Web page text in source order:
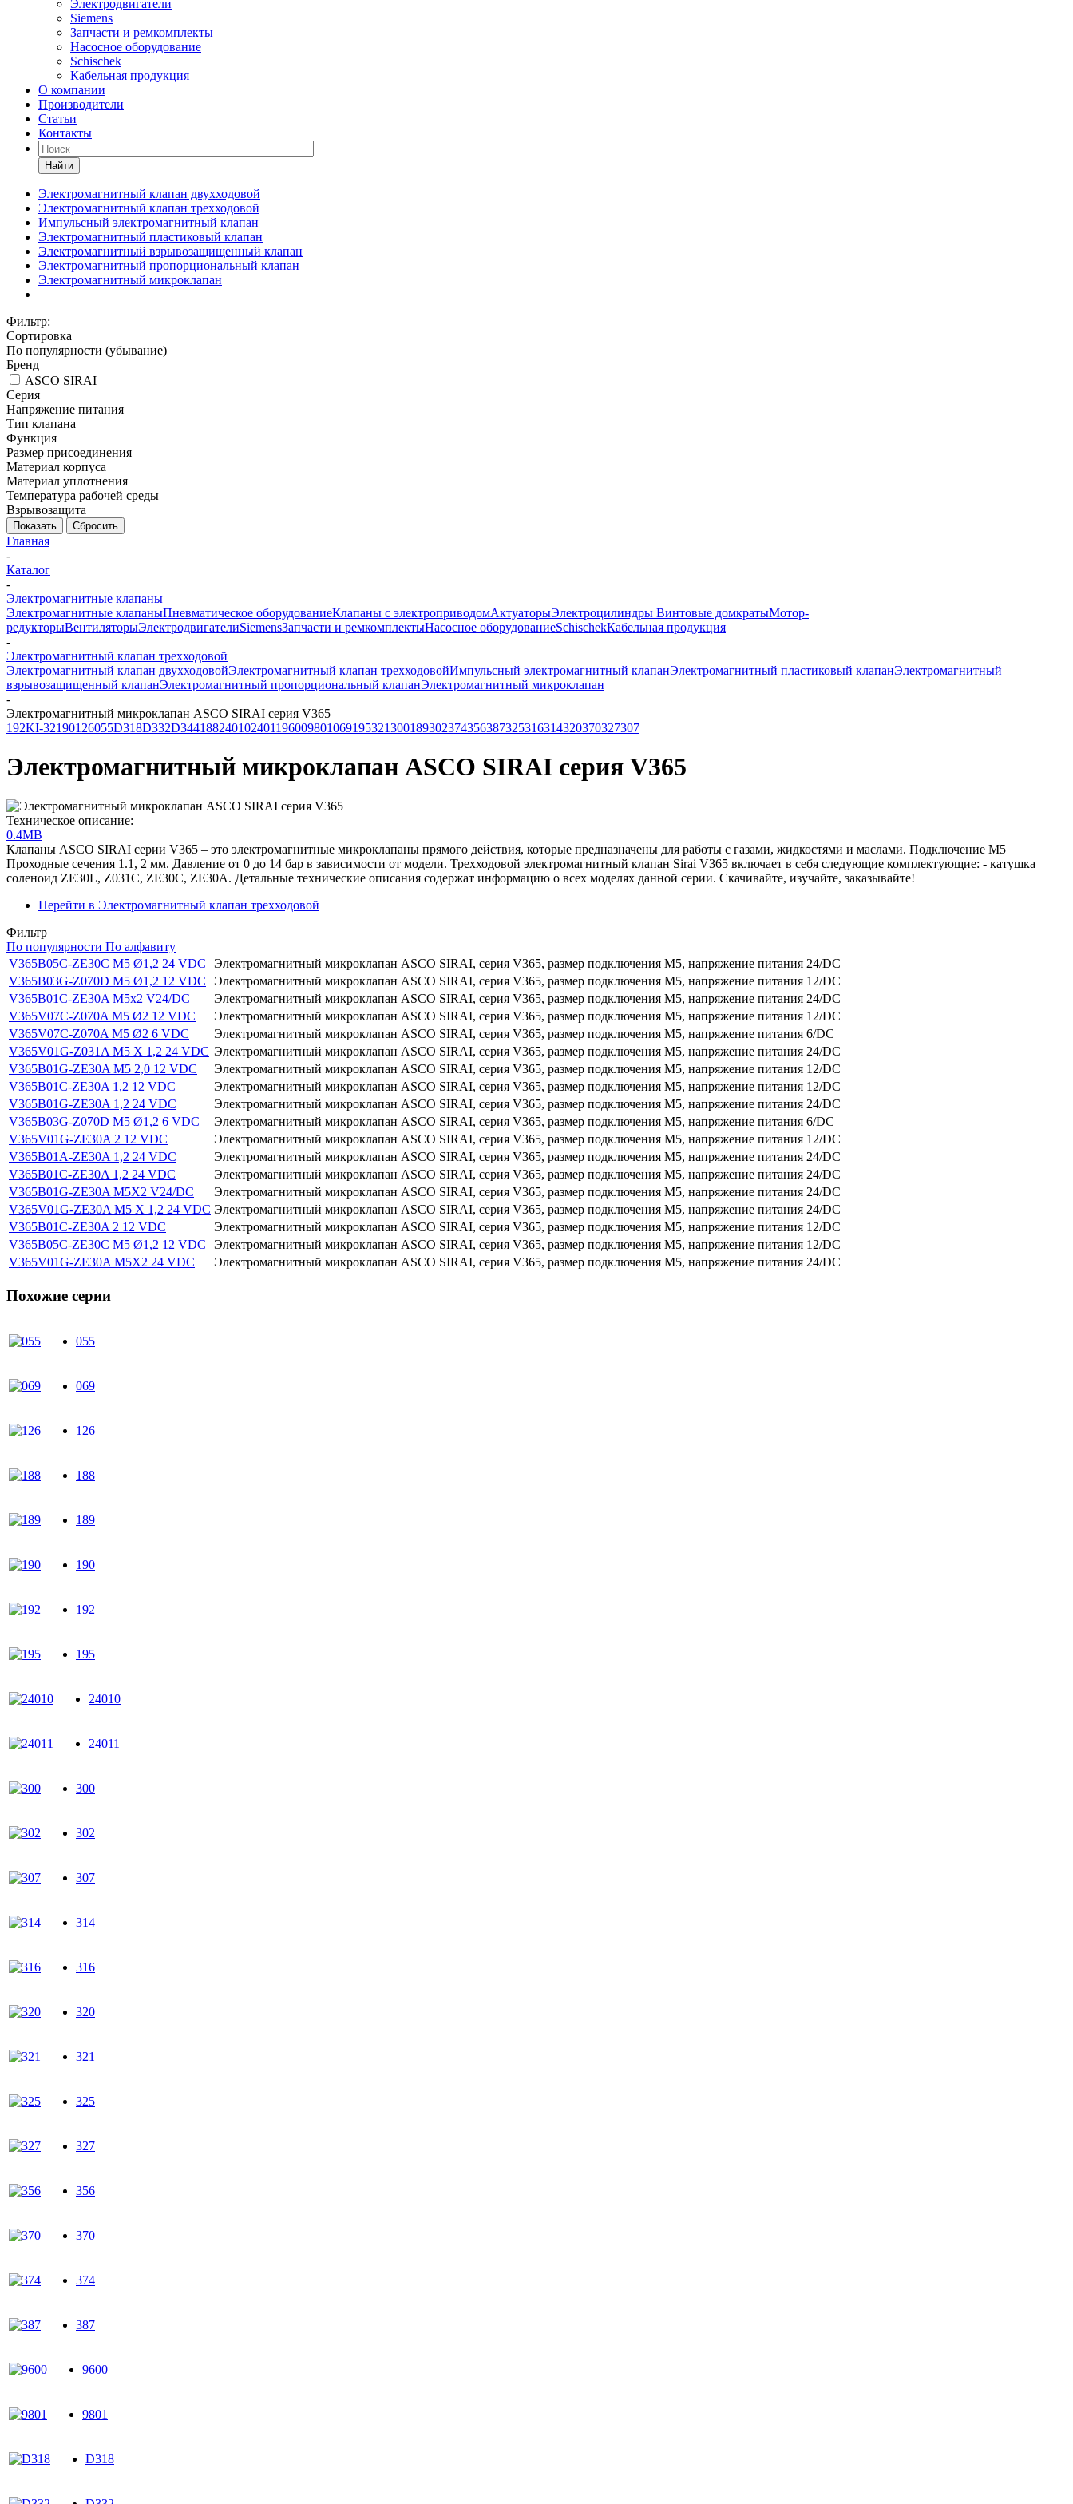
Электродвигатели
Siemens
Запчасти и ремкомплекты
Насосное оборудование
Schischek
Кабельная продукция
О компании
Производители
Статьи
Контакты
Найти
Электромагнитный клапан двухходовой
Электромагнитный клапан трехходовой
Импульсный электромагнитный клапан
Электромагнитный пластиковый клапан
Электромагнитный взрывозащищенный клапан
Электромагнитный пропорциональный клапан
Электромагнитный микроклапан
Фильтр:
Сортировка
По популярности (убывание)
Бренд
ASCO SIRAI
Серия
Напряжение питания
Тип клапана
Функция
Размер присоединения
Материал корпуса
Материал уплотнения
Температура рабочей среды
Взрывозащита
Показать Сбросить
Главная
-
Каталог
-
Электромагнитные клапаны
Электромагнитные клапаныПневматическое оборудованиеКлапаны с электроприводомАктуаторыЭлектроцилиндры Винтовые домкратыМотор-
редукторыВентиляторыЭлектродвигателиSiemensЗапчасти и ремкомплектыНасосное оборудованиеSchischekКабельная продукция
-
Электромагнитный клапан трехходовой
Электромагнитный клапан двухходовойЭлектромагнитный клапан трехходовойИмпульсный электромагнитный клапанЭлектромагнитный пластиковый клапанЭлектромагнитный
взрывозащищенный клапанЭлектромагнитный пропорциональный клапанЭлектромагнитный микроклапан
-
Электромагнитный микроклапан ASCO SIRAI серия V365
192KI-32190126055D318D332D344188240102401196009801069195321300189302374356387325316314320370327307
Электромагнитный микроклапан ASCO SIRAI серия V365
Техническое описание:
0.4MB
Клапаны ASCO SIRAI серии V365 – это электромагнитные микроклапаны прямого действия, которые предназначены для работы с газами, жидкостями и маслами. Подключение M5
Проходные сечения 1.1, 2 мм. Давление от 0 до 14 бар в зависимости от модели. Трехходовой электромагнитный клапан Sirai V365 включает в себя следующие комплектующие: - катушка
соленоид ZE30L, Z031C, ZE30C, ZE30A. Детальные технические описания содержат информацию о всех моделях данной серии. Скачивайте, изучайте, заказывайте!
Перейти в Электромагнитный клапан трехходовой
Фильтр
По популярности По алфавиту
V365B05C-ZE30C M5 Ø1,2 24 VDC
Электромагнитный микроклапан ASCO SIRAI, серия V365, размер подключения M5, напряжение питания 24/DC
V365B03G-Z070D M5 Ø1,2 12 VDC
Электромагнитный микроклапан ASCO SIRAI, серия V365, размер подключения M5, напряжение питания 12/DC
V365B01C-ZE30A M5x2 V24/DC
Электромагнитный микроклапан ASCO SIRAI, серия V365, размер подключения M5, напряжение питания 24/DC
V365V07C-Z070A M5 Ø2 12 VDC
Электромагнитный микроклапан ASCO SIRAI, серия V365, размер подключения M5, напряжение питания 12/DC
V365V07C-Z070A M5 Ø2 6 VDC
Электромагнитный микроклапан ASCO SIRAI, серия V365, размер подключения M5, напряжение питания 6/DC
V365V01G-Z031A M5 X 1,2 24 VDC Электромагнитный микроклапан ASCO SIRAI, серия V365, размер подключения M5, напряжение питания 24/DC
V365B01G-ZE30A M5 2,0 12 VDC
Электромагнитный микроклапан ASCO SIRAI, серия V365, размер подключения M5, напряжение питания 12/DC
V365B01C-ZE30A 1,2 12 VDC
Электромагнитный микроклапан ASCO SIRAI, серия V365, размер подключения M5, напряжение питания 12/DC
V365B01G-ZE30A 1,2 24 VDC
Электромагнитный микроклапан ASCO SIRAI, серия V365, размер подключения M5, напряжение питания 24/DC
V365B03G-Z070D M5 Ø1,2 6 VDC
Электромагнитный микроклапан ASCO SIRAI, серия V365, размер подключения M5, напряжение питания 6/DC
V365V01G-ZE30A 2 12 VDC
Электромагнитный микроклапан ASCO SIRAI, серия V365, размер подключения M5, напряжение питания 12/DC
V365B01A-ZE30A 1,2 24 VDC
Электромагнитный микроклапан ASCO SIRAI, серия V365, размер подключения M5, напряжение питания 24/DC
V365B01C-ZE30A 1,2 24 VDC
Электромагнитный микроклапан ASCO SIRAI, серия V365, размер подключения M5, напряжение питания 24/DC
V365B01G-ZE30A M5X2 V24/DC
Электромагнитный микроклапан ASCO SIRAI, серия V365, размер подключения M5, напряжение питания 24/DC
V365V01G-ZE30A M5 X 1,2 24 VDC Электромагнитный микроклапан ASCO SIRAI, серия V365, размер подключения M5, напряжение питания 24/DC
V365B01C-ZE30A 2 12 VDC
Электромагнитный микроклапан ASCO SIRAI, серия V365, размер подключения M5, напряжение питания 12/DC
V365B05C-ZE30C M5 Ø1,2 12 VDC
Электромагнитный микроклапан ASCO SIRAI, серия V365, размер подключения M5, напряжение питания 12/DC
V365V01G-ZE30A M5X2 24 VDC
Электромагнитный микроклапан ASCO SIRAI, серия V365, размер подключения M5, напряжение питания 24/DC
Похожие серии
055
069
126
188
189
190
192
195
24010
24011
300
302
307
314
316
320
321
325
327
356
370
374
387
9600
9801
D318